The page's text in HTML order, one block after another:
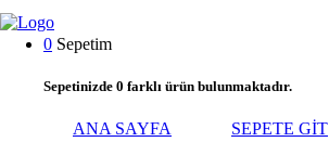
0 Sepetim
Sepetinizde 0 farklı ürün bulunmaktadır.
ANA SAYFA
SEPETE GİT